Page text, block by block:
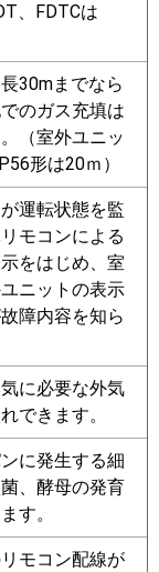
、FDTCは
30mまでなら
のガス充填は
（室外ユニッ
形は20ｍ）
運転状態を監
モコンによる
をはじめ、室
ニットの表示
障内容を知ら
に必要な外気
できます。
に発生する細
、酵母の発育
す。
モコン配線が